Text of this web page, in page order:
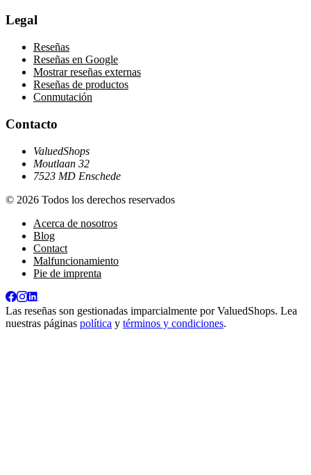
Legal
Reseñas
Reseñas en Google
Mostrar reseñas externas
Reseñas de productos
Conmutación
Contacto
ValuedShops
Moutlaan 32
7523 MD Enschede
© 2026 Todos los derechos reservados
Acerca de nosotros
Blog
Contact
Malfuncionamiento
Pie de imprenta
Las reseñas son gestionadas imparcialmente porValuedShops. Lea
nuestras páginas política y términos y condiciones.